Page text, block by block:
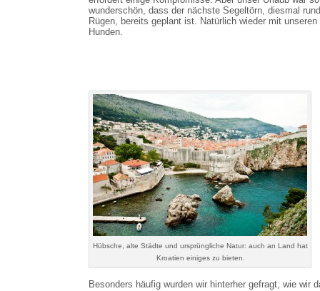
wunderschön, dass der nächste Segeltörn, diesmal
Rügen, bereits geplant ist. Natürlich wieder mit unseren
Hunden.
Hübsche, alte Städte und ursprüngliche Natur: auch an Land hat
Kroatien einiges zu bieten.
Besonders häufig wurden wir hinterher gefragt, wie wir